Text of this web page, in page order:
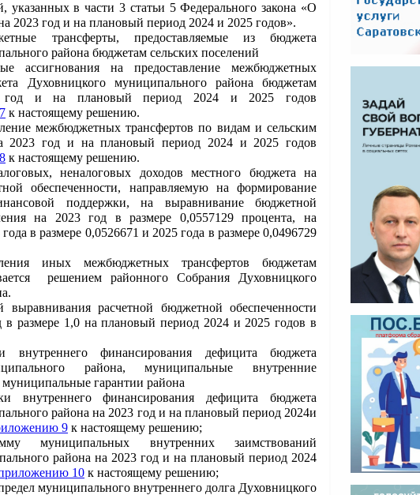
указанных в части 3 статьи 5 Федерального закона «О
2023 год и на плановый период 2024 и 2025 годов».
трансферты, предоставляемые из бюджета
района бюджетам сельских поселений
ассигнования на предоставление межбюджетных
Духовницкого муниципального района бюджетам
год и на плановый период 2024 и 2025 годов
к настоящему решению.
межбюджетных трансфертов по видам и сельским
2023 год и на плановый период 2024 и 2025 годов
к настоящему решению.
неналоговых доходов местного бюджета на
обеспеченности, направляемую на формирование
поддержки, на выравнивание бюджетной
на 2023 год в размере 0,0557129 процента, на
в размере 0,0526671 и 2025 года в размере 0,0496729
иных межбюджетных трансфертов бюджетам
решением районного Собрания Духовницкого
выравнивания расчетной бюджетной обеспеченности
в размере 1,0 на плановый период 2024 и 2025 годов в
финансирования дефицита бюджета
района, муниципальные внутренние
муниципальные гарантии района
внутреннего финансирования дефицита бюджета
района на 2023 год и на плановый период 2024и
9 к настоящему решению;
муниципальных внутренних заимствований
района на 2023 год и на плановый период 2024
10 к настоящему решению;
муниципального внутреннего долга Духовницкого